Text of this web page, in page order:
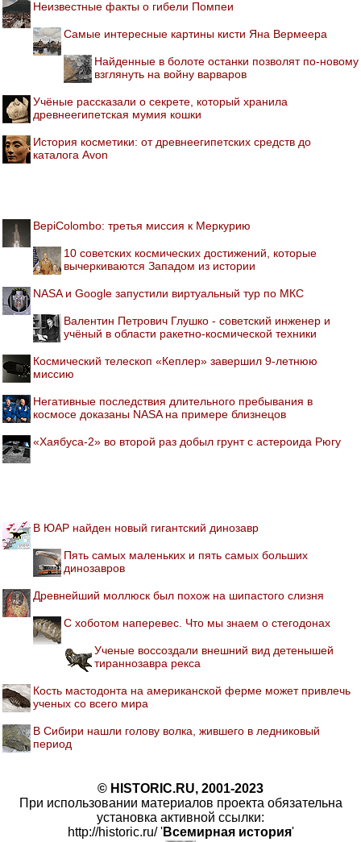
Неизвестные факты о гибели Помпеи
Самые интересные картины кисти Яна Вермеера
Найденные в болоте останки позволят по-новому
взглянуть на войну варваров
Учёные рассказали о секрете, который хранила
древнеегипетская мумия кошки
История косметики: от древнеегипетских средств до
каталога Avon
BepiColombo: третья миссия к Меркурию
10 советских космических достижений, которые
вычеркиваются Западом из истории
NASA и Google запустили виртуальный тур по МКС
Валентин Петрович Глушко - советский инженер и
учёный в области ракетно-космической техники
Космический телескоп «Кеплер» завершил 9-летнюю
миссию
Негативные последствия длительного пребывания в
космосе доказаны NASA на примере близнецов
«Хаябуса-2» во второй раз добыл грунт с астероида Рюгу
В ЮАР найден новый гигантский динозавр
Пять самых маленьких и пять самых больших
динозавров
Древнейший моллюск был похож на шипастого слизня
С хоботом наперевес. Что мы знаем о стегодонах
Ученые воссоздали внешний вид детенышей
тираннозавра рекса
Кость мастодонта на американской ферме может привлечь
ученых со всего мира
В Сибири нашли голову волка, жившего в ледниковый
период
© HISTORIC.RU, 2001-2023
При использовании материалов проекта обязательна
установка активной ссылки:
http://historic.ru/ 'Всемирная история'